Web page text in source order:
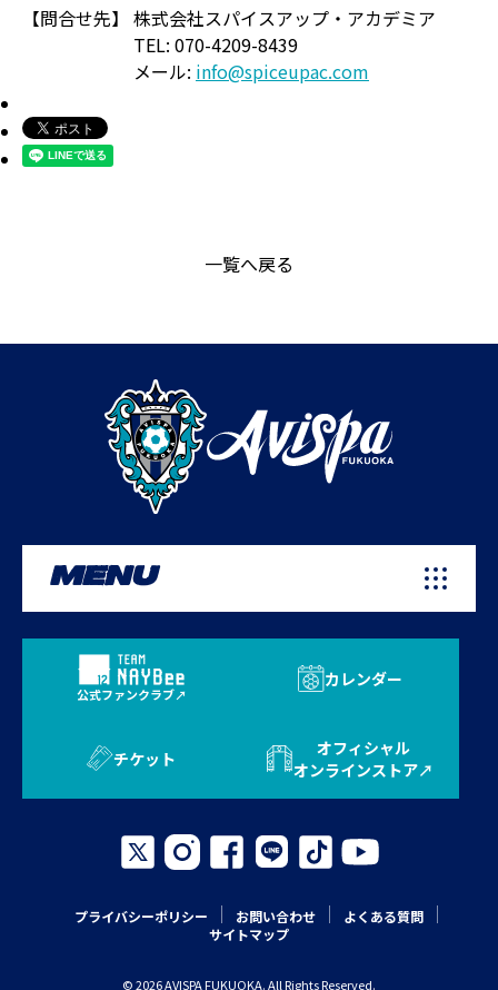
【問合せ先】 株式会社スパイスアップ・アカデミア
TEL: 070-4209-8439
メール: info@spiceupac.com
一覧へ戻る
MENU
公式ファンクラブ
カレンダー
チケット
オフィシャル
オンラインストア
プライバシーポリシー お問い合わせ
よくある質問
サイトマップ
© 2026 AVISPA FUKUOKA. All Rights Reserved.